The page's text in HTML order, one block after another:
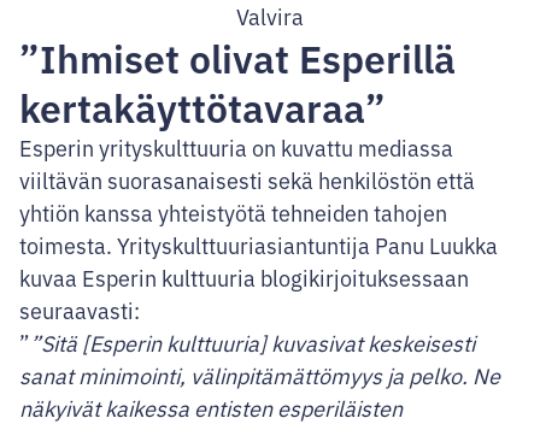
Valvira
”Ihmiset olivat Esperillä
kertakäyttötavaraa”
Esperin yrityskulttuuria on kuvattu mediassa
viiltävän suorasanaisesti sekä henkilöstön että
yhtiön kanssa yhteistyötä tehneiden tahojen
toimesta. Yrityskulttuuriasiantuntija Panu Luukka
kuvaa Esperin kulttuuria blogikirjoituksessaan
seuraavasti:
”Sitä [Esperin kulttuuria] kuvasivat keskeisesti
sanat minimointi, välinpitämättömyys ja pelko. Ne
näkyivät kaikessa entisten esperiläisten